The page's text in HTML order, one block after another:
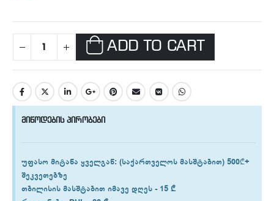
ADD TO CART
მიწოდების პირობები
უფასო მიტანა ყველგან: (საქართველოს მასშტაბით) 500₾+
შეკვეთებზე
თბილისის მასშტაბით იმავე დღეს -15 ₾